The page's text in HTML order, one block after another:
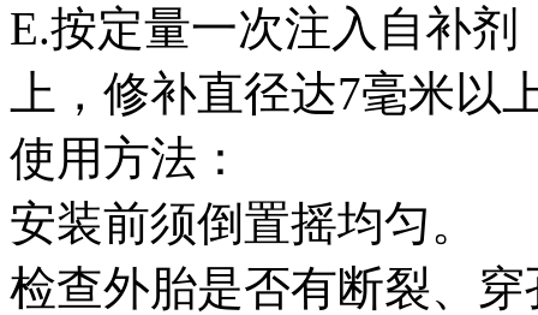
E.按定量一次注入自补
上，修补直径达7毫米以
使用方法：
安装前须倒置摇均匀。
检查外胎是否有断裂、